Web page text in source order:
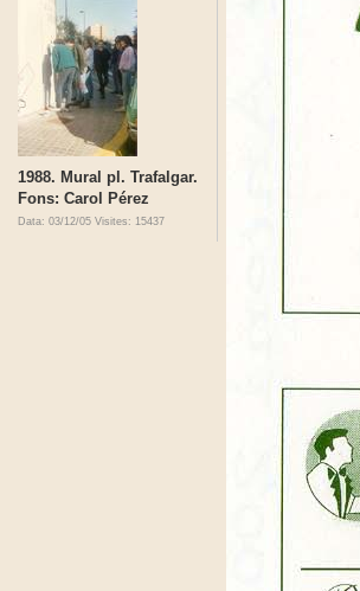
1988. Mural pl. Trafalgar.
Fons: Carol Pérez
Data: 03/12/05 Visites: 15437